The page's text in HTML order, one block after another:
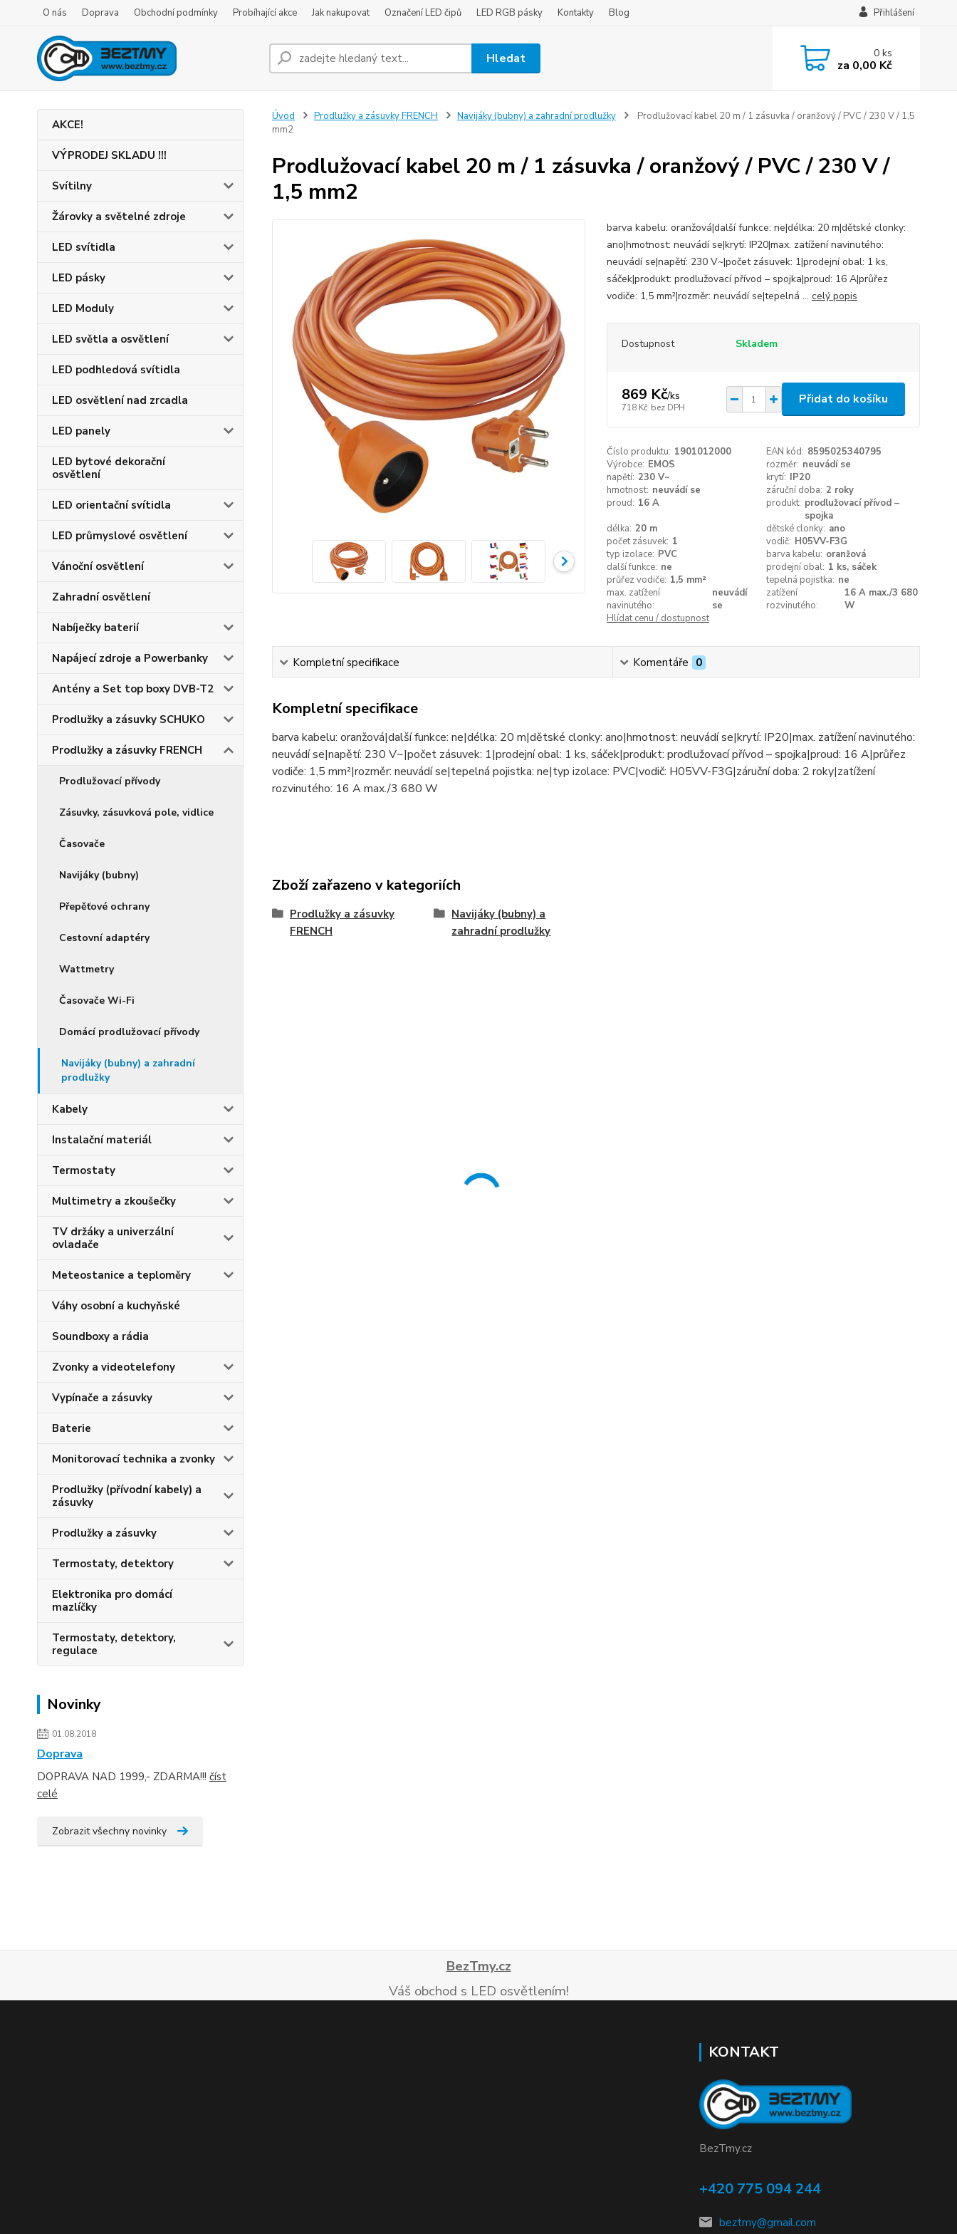
O nás Doprava Obchodní podmínky Probíhající akce Jak nakupovat Označení LED čipů LED RGB pásky Kontakty Blog Přihlášení
Hledat 0ks
za 0,00 Kč
AKCE!
VÝPRODEJ SKLADU !!!
Svítilny
Žárovky a světelné zdroje
LED svítidla
LED pásky
LED Moduly
LED světla a osvětlení
LED podhledová svítidla
LED osvětlení nad zrcadla
LED panely
LED bytové dekorační
osvětlení
LED orientační svítidla
LED průmyslové osvětlení
Vánoční osvětlení
Zahradní osvětlení
Nabíječky baterií
Napájecí zdroje a Powerbanky
Antény a Set top boxy DVB-T2
Prodlužky a zásuvky SCHUKO
Prodlužky a zásuvky FRENCH
Prodlužovací přívody
Zásuvky, zásuvková pole, vidlice
Časovače
Navijáky (bubny)
Přepěťové ochrany
Cestovní adaptéry
Wattmetry
Časovače Wi-Fi
Domácí prodlužovací přívody
Navijáky (bubny) a zahradní
prodlužky
Kabely
Instalační materiál
Termostaty
Multimetry a zkoušečky
TV držáky a univerzální
ovladače
Meteostanice a teploměry
Váhy osobní a kuchyňské
Soundboxy a rádia
Zvonky a videotelefony
Vypínače a zásuvky
Baterie
Monitorovací technika a zvonky
Prodlužky (přívodní kabely) a
zásuvky
Prodlužky a zásuvky
Termostaty, detektory
Elektronika pro domácí
mazlíčky
Termostaty, detektory,
regulace
Novinky
01.08.2018
Doprava
DOPRAVA NAD 1999,- ZDARMA!!! číst
celé
Zobrazit všechny novinky
Úvod Prodlužky a zásuvky FRENCH Navijáky (bubny) a zahradní prodlužky
Prodlužovací kabel 20 m / 1 zásuvka / oranžový / PVC / 230 V / 1,5
mm2
Prodlužovací kabel 20 m / 1 zásuvka / oranžový / PVC / 230 V /
1,5 mm2
barva kabelu: oranžová|další funkce: ne|délka: 20 m|dětské clonky:
ano|hmotnost: neuvádí se|krytí: IP20|max. zatížení navinutého:
neuvádí se|napětí: 230 V~|počet zásuvek: 1|prodejní obal: 1 ks,
sáček|produkt: prodlužovací přívod – spojka|proud: 16 A|průřez
vodiče: 1,5 mm²|rozměr: neuvádí se|tepelná ... celý popis
Dostupnost Skladem
869 Kč/ks
718 Kč bez DPH
Přidat do košíku
Číslo produktu: 1901012000 EAN kód: 8595025340795
Výrobce: EMOS rozměr: neuvádí se
napětí: 230 V~ krytí: IP20
hmotnost: neuvádí se záruční doba: 2 roky
proud: 16 A produkt: prodlužovací přívod –
spojka
délka: 20 m dětské clonky: ano
počet zásuvek: 1 vodič: H05VV-F3G
typ izolace: PVC barva kabelu: oranžová
další funkce: ne prodejní obal: 1 ks, sáček
průřez vodiče: 1,5 mm² tepelná pojistka: ne
max. zatížení
navinutého:
neuvádí
se
zatížení
rozvinutého:
16 A max./3 680
W
Hlídat cenu / dostupnost
Kompletní specifikace Komentáře 0
Kompletní specifikace
barva kabelu: oranžová|další funkce: ne|délka: 20 m|dětské clonky: ano|hmotnost: neuvádí se|krytí: IP20|max. zatížení navinutého:
neuvádí se|napětí: 230 V~|počet zásuvek: 1|prodejní obal: 1 ks, sáček|produkt: prodlužovací přívod – spojka|proud: 16 A|průřez
vodiče: 1,5 mm²|rozměr: neuvádí se|tepelná pojistka: ne|typ izolace: PVC|vodič: H05VV-F3G|záruční doba: 2 roky|zatížení
rozvinutého: 16 A max./3 680 W
Zboží zařazeno v kategoriích
Prodlužky a zásuvky
FRENCH
Navijáky (bubny) a
zahradní prodlužky
BezTmy.cz
Váš obchod s LED osvětlením!
KONTAKT
BezTmy.cz
+420 775 094 244
beztmy@gmail.com